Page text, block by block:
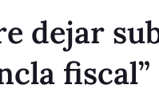
dejar
fiscal”